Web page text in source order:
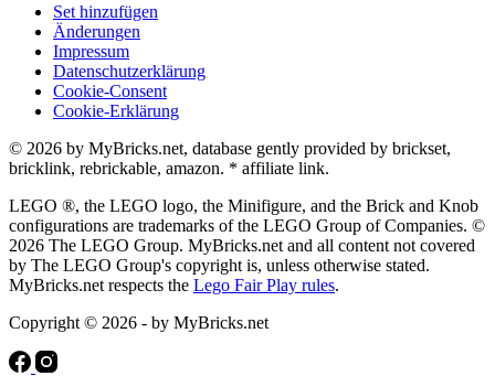
Set hinzufügen
Änderungen
Impressum
Datenschutzerklärung
Cookie-Consent
Cookie-Erklärung
© 2026 by MyBricks.net, database gently provided by brickset,
bricklink, rebrickable, amazon. * affiliate link.
LEGO ®, the LEGO logo, the Minifigure, and the Brick and Knob
configurations are trademarks of the LEGO Group of Companies. ©
2026 The LEGO Group. MyBricks.net and all content not covered
by The LEGO Group's copyright is, unless otherwise stated.
MyBricks.net respects the Lego Fair Play rules.
Copyright © 2026 - by MyBricks.net